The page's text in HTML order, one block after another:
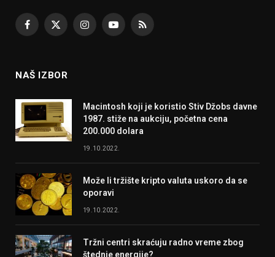
Facebook
X
InstagramYouTubeRSS
NAŠ IZBOR
Macintosh koji je koristio Stiv Džobs davne
1987. stiže na aukciju, početna cena
200.000 dolara
19.10.2022.
Može li tržište kripto valuta uskoro da se
oporavi
19.10.2022.
Tržni centri skraćuju radno vreme zbog
štednje energije?